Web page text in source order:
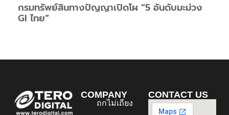
กรมทรัพย์สินทางปัญญาเปิดโผ “5 อันดับมะม่วง
GI ไทย”
COMPANY
ถกไม่เถียง
CONTACT US